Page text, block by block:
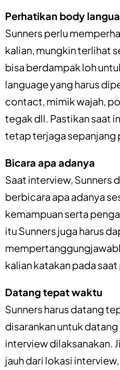
Perhatikan body
Sunners perlu
kalian, mungkin terlihat
bisa berdampak loh
language yang harus
contact, mimik wajah,
tegak dll. Pastikan saat
tetap terjaga sepanjang
Bicara apa adanya
Saat interview, Sunners
berbicara apa adanya
kemampuan serta
itu Sunners juga harus
kalian katakan pada
Datang tepat waktu
Sunners harus datang
disarankan untuk
interview dilaksanakan.
jauh dari lokasi